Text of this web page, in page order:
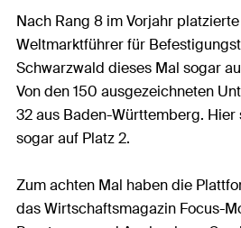
Nach Rang 8 im Vorjahr
Weltmarktführer für
Schwarzwald dieses Mal sogar
Von den 150 ausgezeichneten
32 aus Baden-Württemberg.
sogar auf Platz 2.
Zum achten Mal haben die
das Wirtschaftsmagazin Focus-